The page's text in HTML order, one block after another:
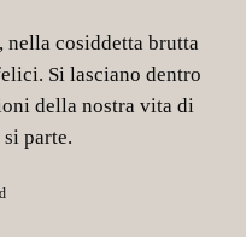
cosiddetta brutta
Si lasciano dentro
della nostra vita di
parte.